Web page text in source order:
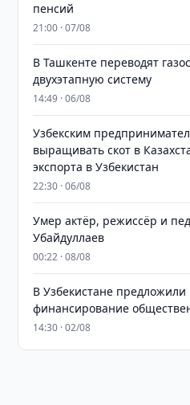
пенсий
21:00 · 07/08
В Ташкенте переводят
двухэтапную систему
14:49 · 06/08
Узбекским
выращивать скот в
экспорта в Узбекистан
22:30 · 06/08
Умер актёр, режиссёр и
Убайдуллаев
00:22 · 08/08
В Узбекистане
финансирование
14:30 · 02/08